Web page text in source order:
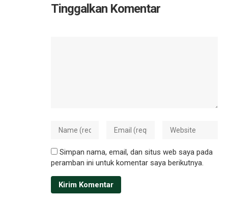
Tinggalkan Komentar
Simpan nama, email, dan situs web saya pada
peramban ini untuk komentar saya berikutnya.